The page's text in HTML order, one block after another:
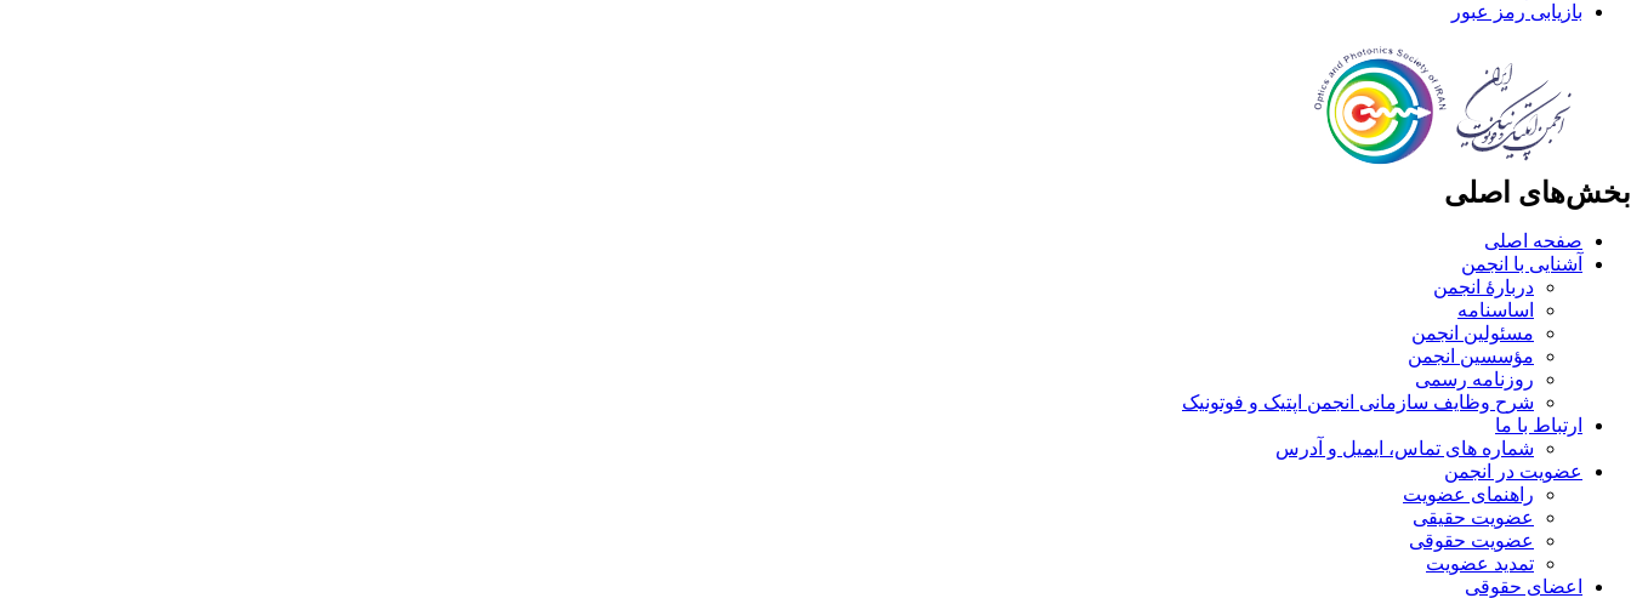
بازیابی رمز عبور
بخش‌های اصلی
صفحه اصلی
آشنایی با انجمن
دربارۀ انجمن
اساسنامه
مسئولین انجمن
مؤسسین انجمن
روزنامه رسمی
شرح وظایف سازمانی انجمن اپتیک و فوتونیک
ارتباط با ما
شماره های تماس، ایمیل و آدرس
عضویت در انجمن
راهنمای عضویت
عضویت حقیقی
عضویت حقوقی
تمدید عضویت
اعضای حقوقی